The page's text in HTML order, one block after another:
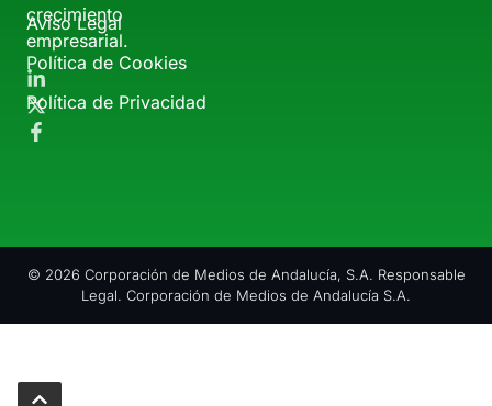
crecimiento
empresarial.
Aviso Legal
Política de Cookies
Política de Privacidad
© 2026 Corporación de Medios de Andalucía, S.A. Responsable
Legal. Corporación de Medios de Andalucía S.A.